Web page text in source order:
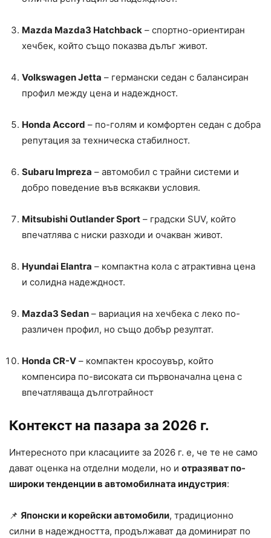
Mazda Mazda3 Hatchback – спортно-ориентиран
хечбек, който също показва дълъг живот.
Volkswagen Jetta – германски седан с балансиран
профил между цена и надеждност.
Honda Accord – по-голям и комфортен седан с добра
репутация за техническа стабилност.
Subaru Impreza – автомобил с трайни системи и
добро поведение във всякакви условия.
Mitsubishi Outlander Sport – градски SUV, който
впечатлява с ниски разходи и очакван живот.
Hyundai Elantra – компактна кола с атрактивна цена
и солидна надеждност.
Mazda3 Sedan – вариация на хечбека с леко по-
различен профил, но също добър резултат.
Honda CR-V – компактен кросоувър, който
компенсира по-високата си първоначална цена с
впечатляваща дълготрайност
Контекст на пазара за 2026 г.
Интересното при класациите за 2026 г. е, че те не само
дават оценка на отделни модели, но и отразяват по-
широки тенденции в автомобилната индустрия:
📌 Японски и корейски автомобили, традиционно
силни в надеждността, продължават да доминират по